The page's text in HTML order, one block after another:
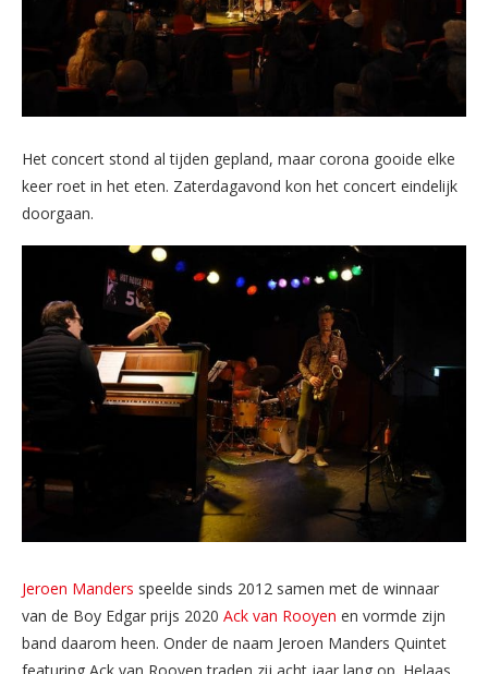
Het concert stond al tijden gepland, maar corona gooide elke
keer roet in het eten. Zaterdagavond kon het concert eindelijk
doorgaan.
Jeroen Manders speelde sinds 2012 samen met de winnaar
van de Boy Edgar prijs 2020 Ack van Rooyen en vormde zijn
band daarom heen. Onder de naam Jeroen Manders Quintet